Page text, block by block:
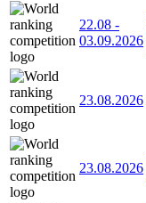
22.08 -
03.09.2026
23.08.2026
23.08.2026